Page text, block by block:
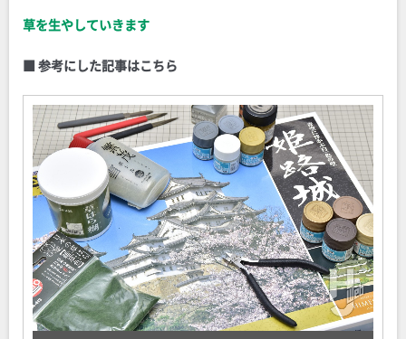
草を生やしていきます
■ 参考にした記事はこちら